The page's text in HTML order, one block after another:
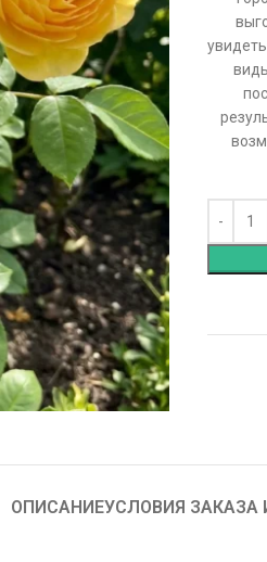
ОПИСАНИЕУСЛОВИЯ ЗАКАЗА